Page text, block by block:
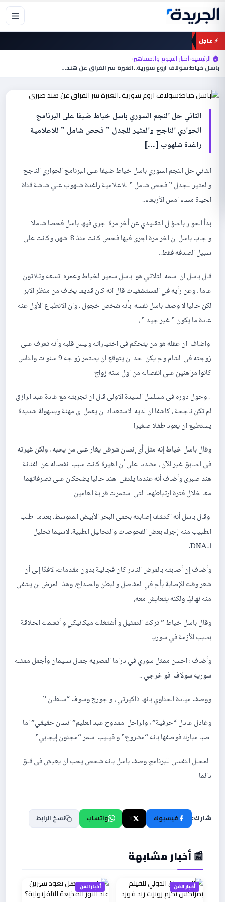
تخطي
المحتوى
⚡ عاجل
🏠 الرئيسية›أخبار النجوم والمشاهير›
باسل خياط:سولاف اروع سورية..الغيرة سر الفراق عن هند…
أخبار النجوم والمشاهير
باسل خياط:سولاف اروع سورية..الغيرة سر
الثاني حل النجم السوري باسل خياط ضيفا على البرنامج
الحواري الناجح والمثير للجدل ” فحص شامل ” للاعلامية
راغدة شلهوب […]
الثاني حل النجم السوري باسل خياط ضيفا على البرنامج الحواري الناجح
والمثير للجدل ” فحص شامل ” للاعلامية راغدة شلهوب علي شاشة قناة
الحياة مساء امس الأربعاء..
بدأ الحوار بالسؤال التقليدي عن أخر مرة اجرى فيها باسل فحصا شاملا
واجاب باسل ان اخر مرة اجرى فيها فحص كانت منذ 8 اشهر، وكانت على
سبيل الصدفه فقط..
قال باسل ان اسمه الثلاثي هو باسل سمير الخياط وعمره تسعه وثلاثون
عاما . وعن رأيه في المستشفيات قال انه كان قديما يخاف من منظر الابر
لكن حاليا لا وصف باسل نفسه بأنه شخص خجول ، وان الانطباع الأول عنه
عادة ما يكون ” غير جيد ” ،
واضاف ان عقله هو من يتحكم فى اختياراته وليس قلبه وأنه تعرف على
زوجته فى الشام ولم يكن احد ان يتوقع ان يستمر زواجه 9 سنوات والناس
كانوا مراهنين على انفصاله من اول سنه زواج
. وحول دوره فى مسلسل السيدة الاولى قال ان تجربته مع غادة عبد الرازق
لم تكن ناجحة ، كاشفا ان لديه الاستعداد ان يعمل اى مهنة وبسهولة شديدة
يستطيع ان يعود طفلا صغيرا
وقال باسل خياط إنه مثل أى إنسان شرقى يغار على من يحبه ، ولكن غيرته
فى السابق غير الآن ، مشددا على أن الغيرة كانت سبب انفصاله عن الفنانة
هند صبرى وأضاف أنه عندما يلتقى هند حاليا يضحكان على تصرفاتهما
معا خلال فترة ارتباطهما التى استمرت قرابة العامين
وقال باسل أنه اكتشف إصابته بحمى البحر الأبيض المتوسط، بعدما طلب
الطبيب منه إجراء بعض الفحوصات والتحاليل الطبية، لاسيما تحليل
الـDNA.
وأضاف إن أصابته بالمرض النادر كان فجائية بدون مقدمات، لافتًا إلى أن
شعر وقت الإصابة بألم في المفاصل والبطن والصداع، وهذا المرض لن يشفى
منه نهائيًا ولكنه يتعايش معه.
وقال باسل خياط ” تركت التمثيل و أشتغلت ميكانيكي و أتعلمت الحلاقة
بسبب الأزمة في سوريا
وأضاف : احسن ممثل سوري في دراما المصريه جمال سليمان وأجمل ممثله
سوريه سولاف فواخرجي ..
ووصف ميادة الحناوي بانها ذاكيرتي ، و جورج وسوف “سلطان ”
وغادل عادل “حرفية” ، والراحل ممدوح عبد العليم” انسان حقيقي” اما
صبا مبارك فوصفها بانه “مشروع” و فيليب اسمر “مجنون إيجابي”
المحلل النفسى للبرنامج وصف باسل بانه شحص يحب ان يعيش فى قلق
دائما
شارك: فيسبوك واتساب نسخ الرابط
📰 أخبار مشابهة
أخبار الفن أخبار الفن